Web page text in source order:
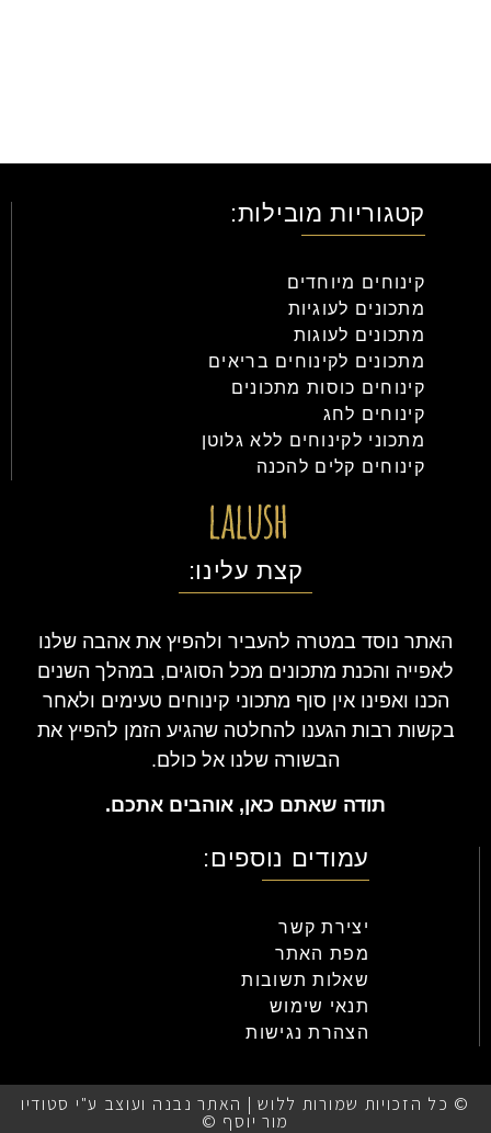
קטגוריות מובילות:
קינוחים מיוחדים
מתכונים לעוגיות
מתכונים לעוגות
מתכונים לקינוחים בריאים
קינוחים כוסות מתכונים
קינוחים לחג
מתכוני לקינוחים ללא גלוטן
קינוחים קלים להכנה
קצת עלינו:
האתר נוסד במטרה להעביר ולהפיץ את אהבה שלנו
לאפייה והכנת מתכונים מכל הסוגים, במהלך השנים
הכנו ואפינו אין סוף מתכוני קינוחים טעימים ולאחר
בקשות רבות הגענו להחלטה שהגיע הזמן להפיץ את
הבשורה שלנו אל כולם.
תודה שאתם כאן, אוהבים אתכם.
עמודים נוספים:
יצירת קשר
מפת האתר
שאלות תשובות
תנאי שימוש
הצהרת נגישות
© כל הזכויות שמורות ללוש | האתר נבנה ועוצב ע"י סטודיו
מור יוסף ©